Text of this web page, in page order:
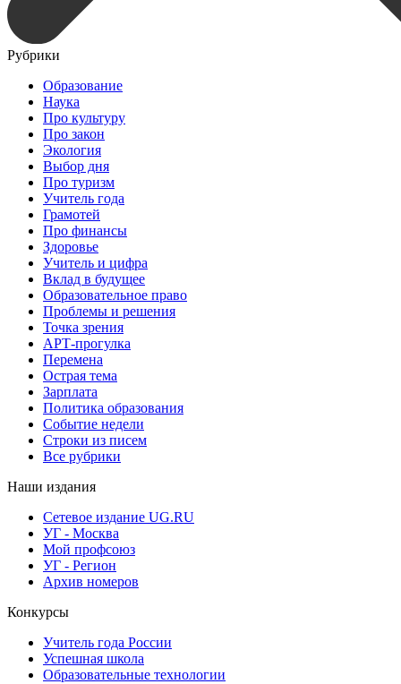
Рубрики
Образование
Наука
Про культуру
Про закон
Экология
Выбор дня
Про туризм
Учитель года
Грамотей
Про финансы
Здоровье
Учитель и цифра
Вклад в будущее
Образовательное право
Проблемы и решения
Точка зрения
АРТ-прогулка
Перемена
Острая тема
Зарплата
Политика образования
Событие недели
Строки из писем
Все рубрики
Наши издания
Сетевое издание UG.RU
УГ - Москва
Мой профсоюз
УГ - Регион
Архив номеров
Конкурсы
Учитель года России
Успешная школа
Образовательные технологии